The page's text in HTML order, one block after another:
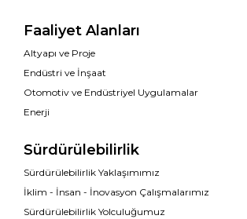
Faaliyet Alanları
Altyapı ve Proje
Endüstri ve İnşaat
Otomotiv ve Endüstriyel Uygulamalar
Enerji
Sürdürülebilirlik
Sürdürülebilirlik Yaklaşımımız
İklim - İnsan - İnovasyon Çalışmalarımız
Sürdürülebilirlik Yolculuğumuz